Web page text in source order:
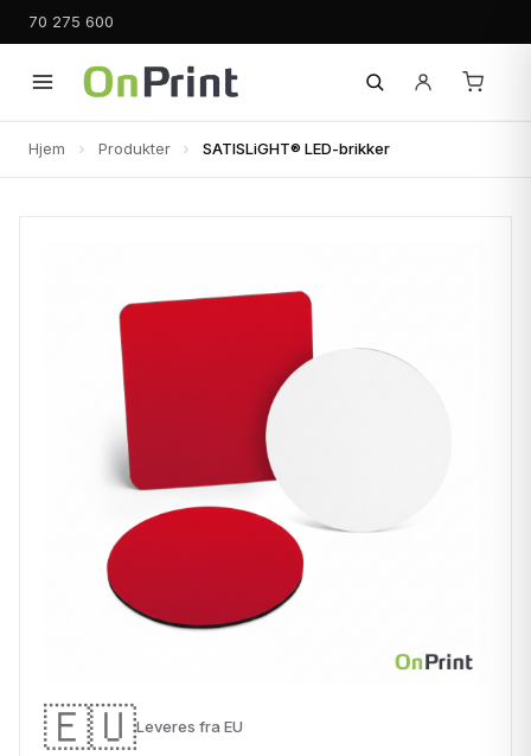
70 275 600
Hjem Produkter SATISLiGHT® LED-brikker
🇪🇺Leveres fra EU